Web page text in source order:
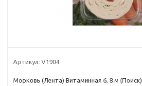
Артикул: V1904
Морковь (Лента) Витаминная 6, 8 м (Поиск)